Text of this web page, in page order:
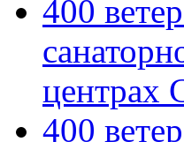
400
центрах
400